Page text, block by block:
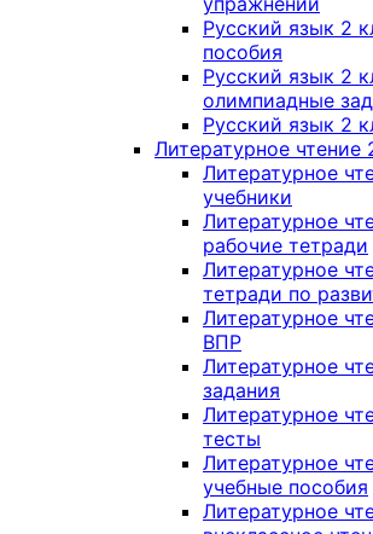
Русский язык 2
пособия
Русский язык 2
олимпиадные
Русский язык 2
Литературное чтение
Литературное
учебники
Литературное
рабочие тетради
Литературное
тетради по
Литературное
ВПР
Литературное
задания
Литературное
тесты
Литературное
учебные пособия
Литературное